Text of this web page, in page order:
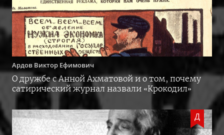
Ардов Виктор Ефимович
О дружбе с Анной Ахматовой и о том, почему
сатирический журнал назвали «Крокодил»
Д